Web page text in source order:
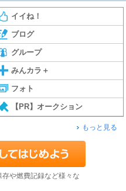
イイね！
ブログ
グループ
みんカラ＋
フォト
【PR】オークション
もっと見る
や燃費記録など様々な